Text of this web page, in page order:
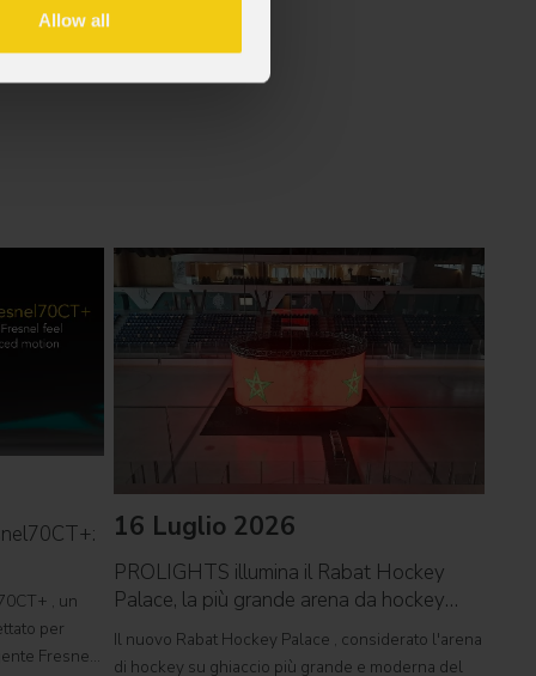
Allow all
, un
per
Fresnel
16 Luglio 2026
PROLIGHTS illumina il Rabat Hockey
Palace, la più grande arena da hockey
d'Africa
Il nuovo Rabat Hockey Palace , considerato l'arena
di hockey su ghiaccio più grande e moderna del